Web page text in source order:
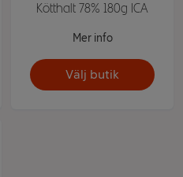
Kötthalt 78% 180g ICA
Mer info
Välj butik